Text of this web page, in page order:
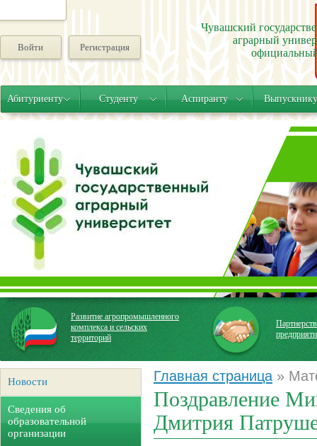
Войти Регистрация
Чувашский
аграрный
Абитуриенту Студенту Аспиранту
Развитие агропромышленного
комплекса и сельских
территорий
Новости
Сведения об
образовательной
организации
Главная страница »
Поздравление
Дмитрия